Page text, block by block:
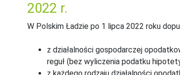
2022 r.
W Polskim Ładzie po 1 lipca 2022 roku
z działalności gospodarczej
reguł (bez wyliczenia podatku